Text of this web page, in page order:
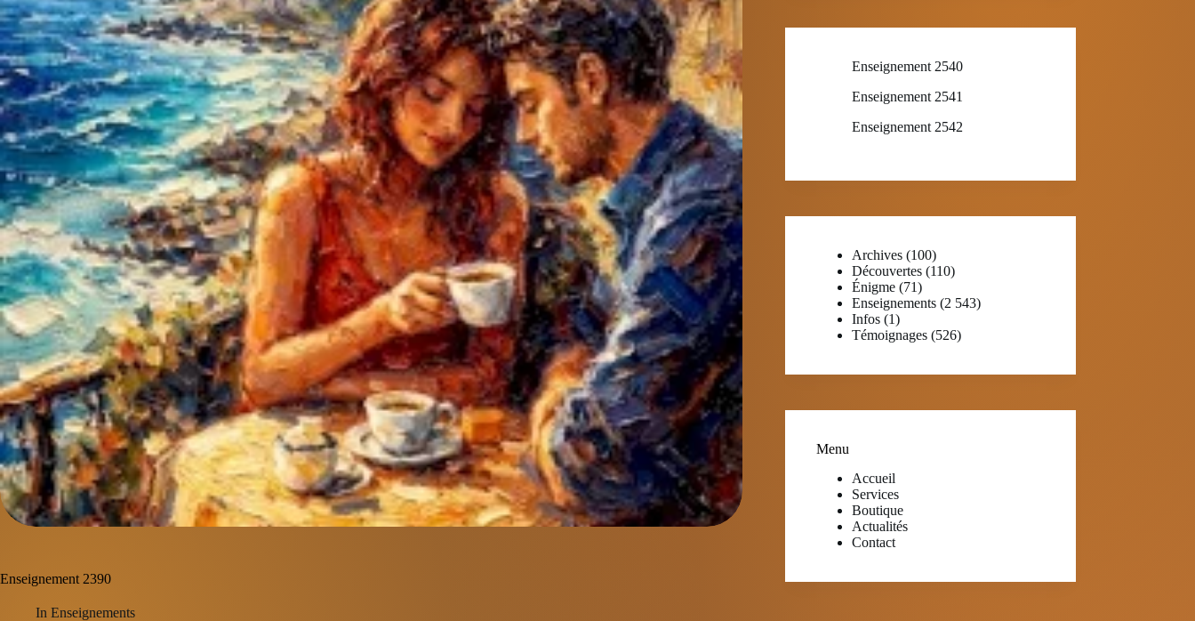
Enseignement 2390
In Enseignements
Enseignement 2540
Enseignement 2541
Enseignement 2542
Archives (100)
Découvertes (110)
Énigme (71)
Enseignements (2 543)
Infos (1)
Témoignages (526)
Menu
Accueil
Services
Boutique
Actualités
Contact